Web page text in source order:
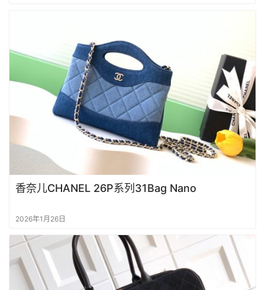
款
香奈儿CHANEL 26P系列31Bag Nano
2026年1月26日